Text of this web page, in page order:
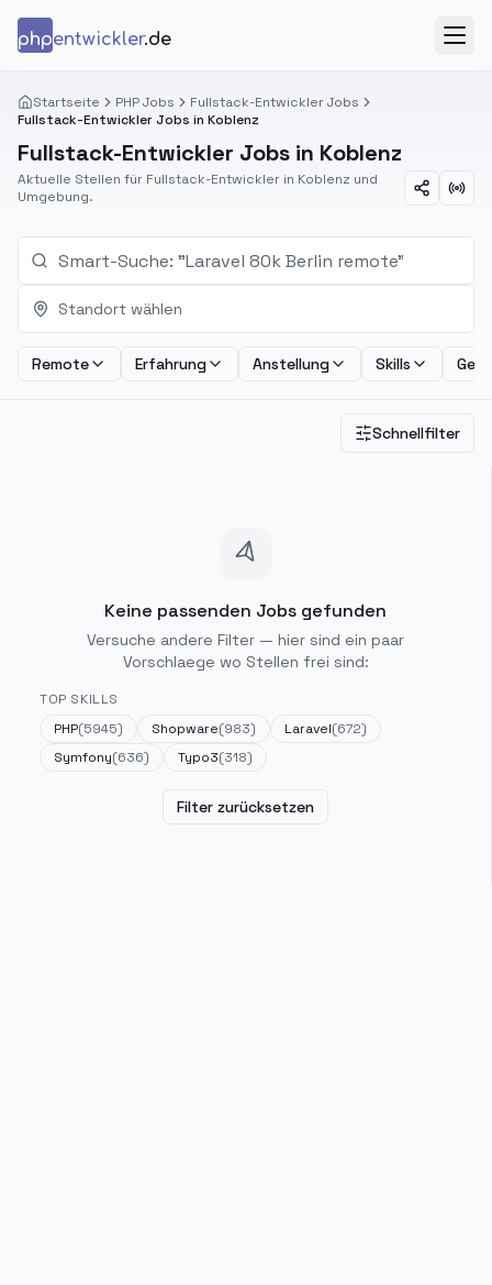
phpentwickler.de
Startseite PHP Jobs
Fullstack-Entwickler Jobs
Fullstack-Entwickler Jobs in Koblenz
Fullstack-Entwickler Jobs in Koblenz
Aktuelle Stellen für Fullstack-Entwickler in Koblenz und
Umgebung.
Standort wählen
Remote Erfahrung Anstellung Skills
Schnellfilter
Keine passenden Jobs gefunden
Versuche andere Filter — hier sind ein paar
Vorschlaege wo Stellen frei sind:
TOP SKILLS
PHP(5945) Shopware(983) Laravel(672)
Symfony(636) Typo3(318)
Filter zurücksetzen